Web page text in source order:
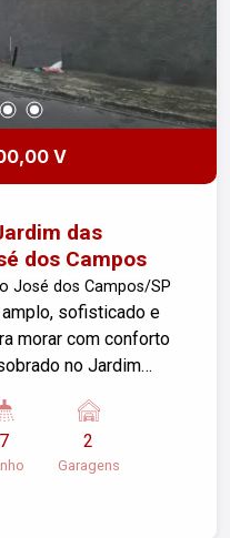
V
das
dos Campos
José dos Campos/SP
sofisticado e
morar com conforto
no Jardim
construída, o imóvel
generosos,
e
7 2
Garagens